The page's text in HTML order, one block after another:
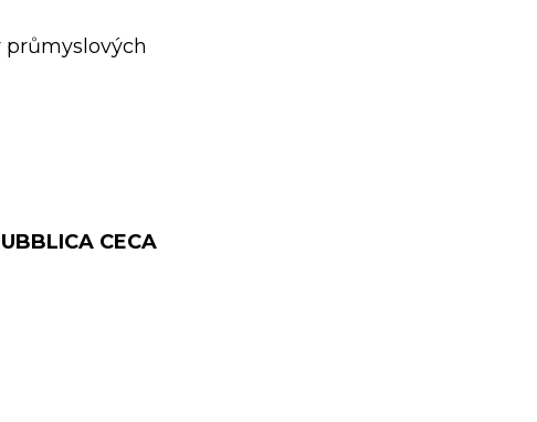
průmyslových
CECA